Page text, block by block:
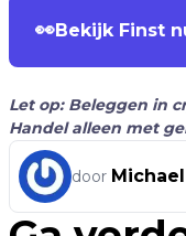
👀Bekijk Finst
Let op: Beleggen in
Handel alleen met
door Michael